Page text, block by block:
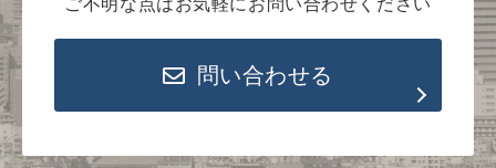
問い合わせる